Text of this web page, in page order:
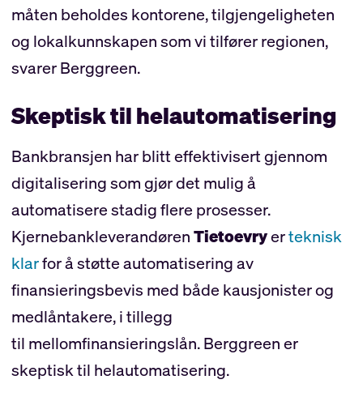
måten beholdes kontorene, tilgjengeligheten
og lokalkunnskapen som vi tilfører regionen,
svarer Berggreen.
Skeptisk til helautomatisering
Bankbransjen har blitt effektivisert gjennom
digitalisering som gjør det mulig å
automatisere stadig flere prosesser.
KjernebankleverandørenTietoevryerteknisk
klarfor å støtte automatisering av
finansieringsbevis med både kausjonister og
medlåntakere, i tillegg
til mellomfinansieringslån. Berggreen er
skeptisk til helautomatisering.